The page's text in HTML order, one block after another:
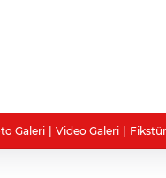
Galeri Video Galeri Fikstür